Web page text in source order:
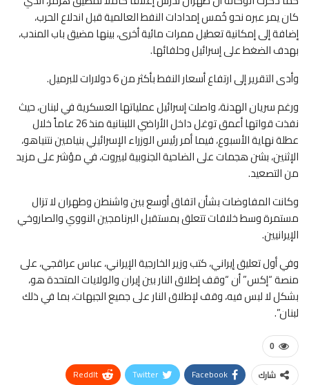
كان يمر عبره نحو خُمس إمدادات النفط العالمية قبل اندلاع الحرب،
إضافة إلى إمكانية تعطيل ممرات مائية أخرى، بينها مضيق باب المندب،
بهدف الضغط على إسرائيل وحلفائها.
وأدى التقرير إلى ارتفاع أسعار النفط بأكثر من 6 دولارات للبرميل.
ورغم سريان الهدنة، واصلت إسرائيل عملياتها العسكرية في لبنان، حيث
نفذت قواتها أعمق توغل داخل الأراضي اللبنانية منذ 26 عاماً خلال
عطلة نهاية الأسبوع، فيما أمر رئيس الوزراء الإسرائيلي بنيامين نتنياهو،
الإثنين، بشن هجمات على الضاحية الجنوبية لبيروت، في مؤشر على مزيد
من التصعيد.
وكانت المفاوضات بشأن اتفاق أوسع بين واشنطن وطهران لا تزال
مستمرة وسط خلافات تتعلق بمستقبل البرنامجين النووي والصاروخي
الإيرانيين.
وفي أول تعليق إيراني، كتب وزير الخارجية الإيراني، عباس عراقجي، على
منصة “إكس” أن “وقف إطلاق النار بين إيران والولايات المتحدة هو،
بشكل لا لبس فيه، وقف لإطلاق النار على جميع الجبهات، بما في ذلك
لبنان”.
0
شارك Facebook
Twitter
ReddIt